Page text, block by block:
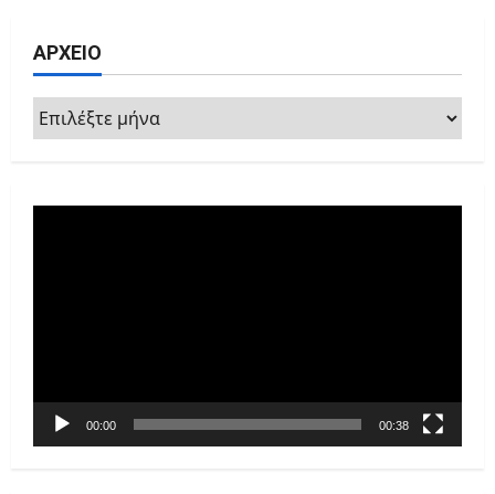
ΑΡΧΕΙΟ
ΑΡΧΕΙΟ
00:00 00:38